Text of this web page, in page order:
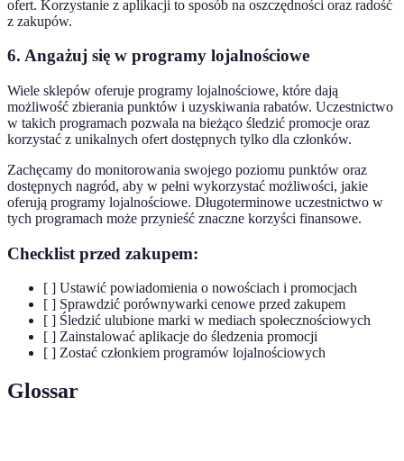
ofert. Korzystanie z aplikacji to sposób na oszczędności oraz radość
z zakupów.
6. Angażuj się w programy lojalnościowe
Wiele sklepów oferuje programy lojalnościowe, które dają
możliwość zbierania punktów i uzyskiwania rabatów. Uczestnictwo
w takich programach pozwala na bieżąco śledzić promocje oraz
korzystać z unikalnych ofert dostępnych tylko dla członków.
Zachęcamy do monitorowania swojego poziomu punktów oraz
dostępnych nagród, aby w pełni wykorzystać możliwości, jakie
oferują programy lojalnościowe. Długoterminowe uczestnictwo w
tych programach może przynieść znaczne korzyści finansowe.
Checklist przed zakupem:
[ ] Ustawić powiadomienia o nowościach i promocjach
[ ] Sprawdzić porównywarki cenowe przed zakupem
[ ] Śledzić ulubione marki w mediach społecznościowych
[ ] Zainstalować aplikacje do śledzenia promocji
[ ] Zostać członkiem programów lojalnościowych
Glossar